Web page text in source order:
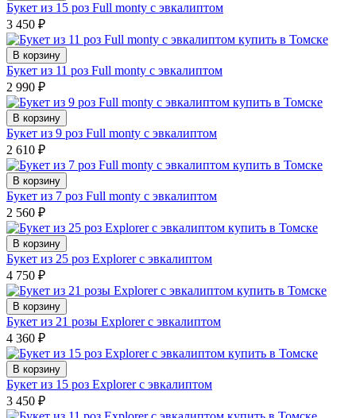
Букет из 15 роз Full monty с эвкалиптом
3 450 ₽
В корзину
Букет из 11 роз Full monty с эвкалиптом
2 990 ₽
В корзину
Букет из 9 роз Full monty с эвкалиптом
2 610 ₽
В корзину
Букет из 7 роз Full monty с эвкалиптом
2 560 ₽
В корзину
Букет из 25 роз Explorer с эвкалиптом
4 750 ₽
В корзину
Букет из 21 розы Explorer с эвкалиптом
4 360 ₽
В корзину
Букет из 15 роз Explorer с эвкалиптом
3 450 ₽